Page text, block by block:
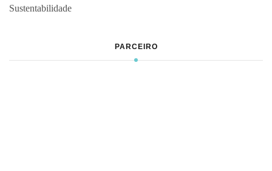
Sustentabilidade
PARCEIRO